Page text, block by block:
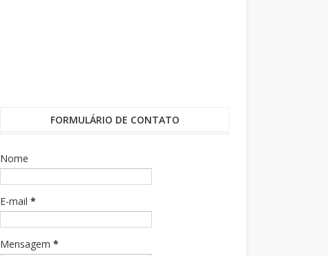
FORMULÁRIO DE CONTATO
Nome
E-mail*
Mensagem*